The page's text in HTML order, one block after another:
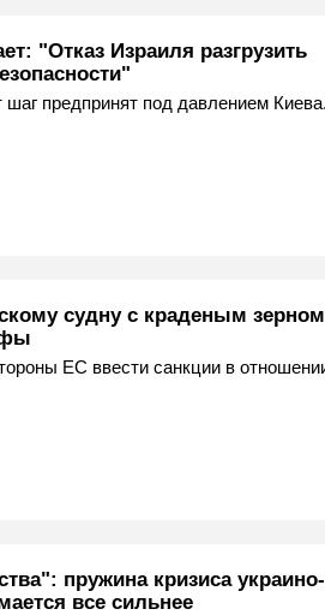
"Отказ Израиля разгрузить
предпринят под давлением
судну с краденым зерном
ЕС ввести санкции в
пружина кризиса украино-
все сильнее